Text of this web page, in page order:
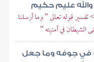
والله عليم حكيم
قوله تعالى " وما أرسلنا
الشيطان في أمنيته "
في جوفه وما جعل